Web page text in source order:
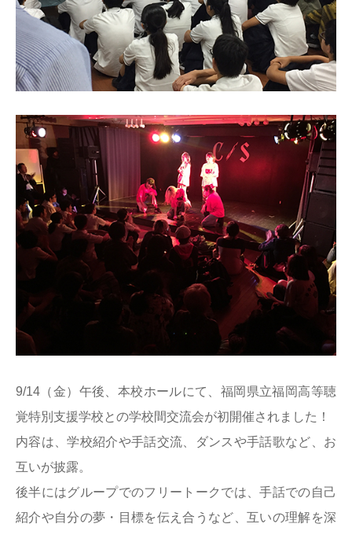
9/14（金）午後、本校ホールにて、福岡県立福岡高等聴
覚特別支援学校との学校間交流会が初開催されました！
内容は、学校紹介や手話交流、ダンスや手話歌など、お
互いが披露。
後半にはグループでのフリートークでは、手話での自己
紹介や自分の夢・目標を伝え合うなど、互いの理解を深